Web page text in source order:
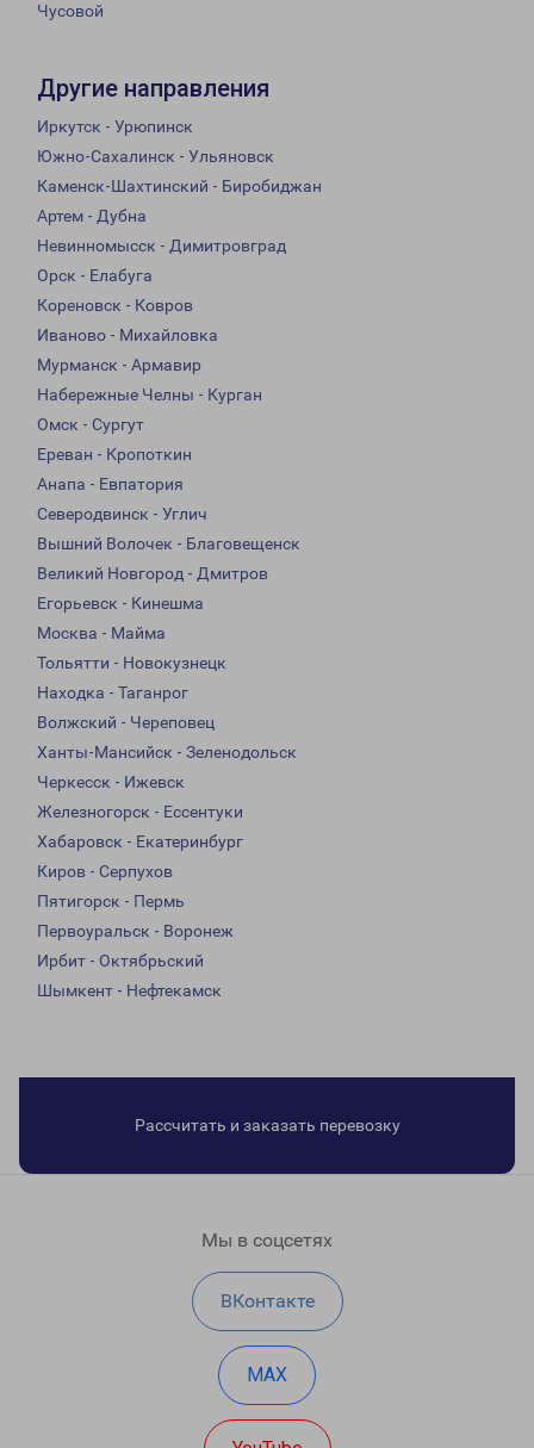
Чусовой
Другие направления
Иркутск - Урюпинск
Южно-Сахалинск - Ульяновск
Каменск-Шахтинский - Биробиджан
Артем - Дубна
Невинномысск - Димитровград
Орск - Елабуга
Кореновск - Ковров
Иваново - Михайловка
Мурманск - Армавир
Набережные Челны - Курган
Омск - Сургут
Ереван - Кропоткин
Анапа - Евпатория
Северодвинск - Углич
Вышний Волочек - Благовещенск
Великий Новгород - Дмитров
Егорьевск - Кинешма
Москва - Майма
Тольятти - Новокузнецк
Находка - Таганрог
Волжский - Череповец
Ханты-Мансийск - Зеленодольск
Черкесск - Ижевск
Железногорск - Ессентуки
Хабаровск - Екатеринбург
Киров - Серпухов
Пятигорск - Пермь
Первоуральск - Воронеж
Ирбит - Октябрьский
Шымкент - Нефтекамск
Рассчитать и заказать перевозку
Мы в соцсетях
ВКонтакте
MAX